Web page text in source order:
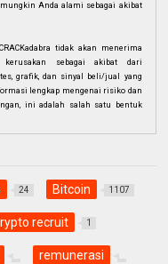
Anda alami sebagai akibat
tidak akan menerima
sebagai akibat dari
grafik, dan sinyal beli/jual yang
lengkap mengenai risiko dan
ini adalah salah satu bentuk
24 Bitcoin 1107
recruit 1
remunerasi